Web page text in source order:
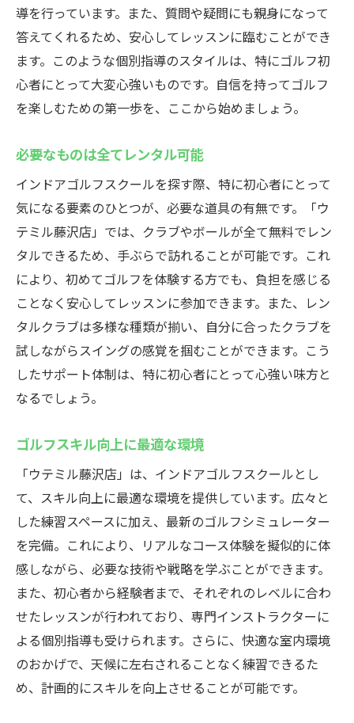
導を行っています。また、質問や疑問にも親身になって
答えてくれるため、安心してレッスンに臨むことができ
ます。このような個別指導のスタイルは、特にゴルフ初
心者にとって大変心強いものです。自信を持ってゴルフ
を楽しむための第一歩を、ここから始めましょう。
必要なものは全てレンタル可能
インドアゴルフスクールを探す際、特に初心者にとって
気になる要素のひとつが、必要な道具の有無です。「ウ
テミル藤沢店」では、クラブやボールが全て無料でレン
タルできるため、手ぶらで訪れることが可能です。これ
により、初めてゴルフを体験する方でも、負担を感じる
ことなく安心してレッスンに参加できます。また、レン
タルクラブは多様な種類が揃い、自分に合ったクラブを
試しながらスイングの感覚を掴むことができます。こう
したサポート体制は、特に初心者にとって心強い味方と
なるでしょう。
ゴルフスキル向上に最適な環境
「ウテミル藤沢店」は、インドアゴルフスクールとし
て、スキル向上に最適な環境を提供しています。広々と
した練習スペースに加え、最新のゴルフシミュレーター
を完備。これにより、リアルなコース体験を擬似的に体
感しながら、必要な技術や戦略を学ぶことができます。
また、初心者から経験者まで、それぞれのレベルに合わ
せたレッスンが行われており、専門インストラクターに
よる個別指導も受けられます。さらに、快適な室内環境
のおかげで、天候に左右されることなく練習できるた
め、計画的にスキルを向上させることが可能です。